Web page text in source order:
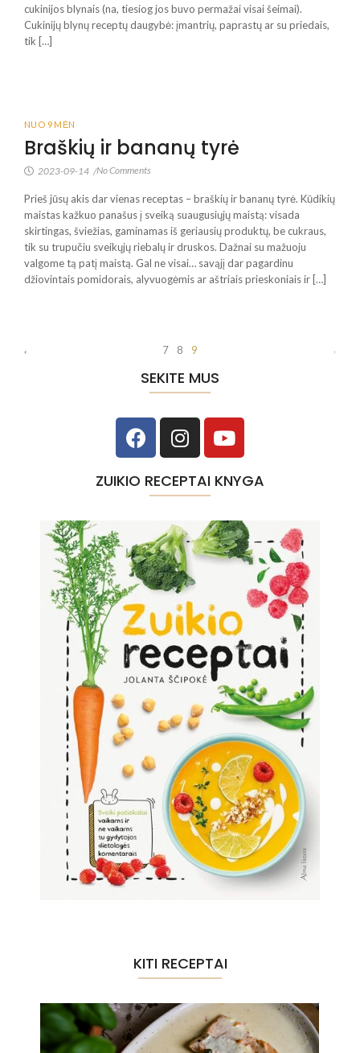
cukinijos blynais (na, tiesiog jos buvo permažai visai šeimai).
Cukinijų blynų receptų daugybė: įmantrių, paprastų ar su priedais,
tik […]
NUO 9 MĖN
Braškių ir bananų tyrė
2023-09-14 /No Comments
Prieš jūsų akis dar vienas receptas – braškių ir bananų tyrė. Kūdikių
maistas kažkuo panašus į sveiką suaugusiųjų maistą: visada
skirtingas, šviežias, gaminamas iš geriausių produktų, be cukraus,
tik su trupučiu sveikųjų riebalų ir druskos. Dažnai su mažuoju
valgome tą patį maistą. Gal ne visai… savąjį dar pagardinu
džiovintais pomidorais, alyvuogėmis ar aštriais prieskoniais ir […]
7 8 9
SEKITE MUS
ZUIKIO RECEPTAI KNYGA
KITI RECEPTAI